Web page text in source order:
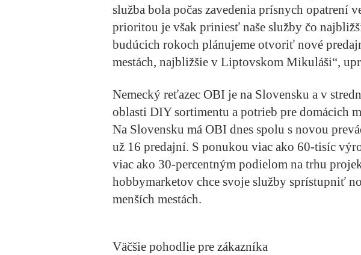
služba bola počas zavedenia prísnych opatrení
prioritou je však priniesť naše služby čo
budúcich rokoch plánujeme otvoriť nové
mestách, najbližšie v Liptovskom Mikuláši“,
Nemecký reťazec OBI je na Slovensku a v
oblasti DIY sortimentu a potrieb pre domácich
Na Slovensku má OBI dnes spolu s novou
už 16 predajní. S ponukou viac ako 60-tisíc
viac ako 30-percentným podielom na trhu
hobbymarketov chce svoje služby sprístupniť
menších mestách.
Väčšie pohodlie pre zákazníka